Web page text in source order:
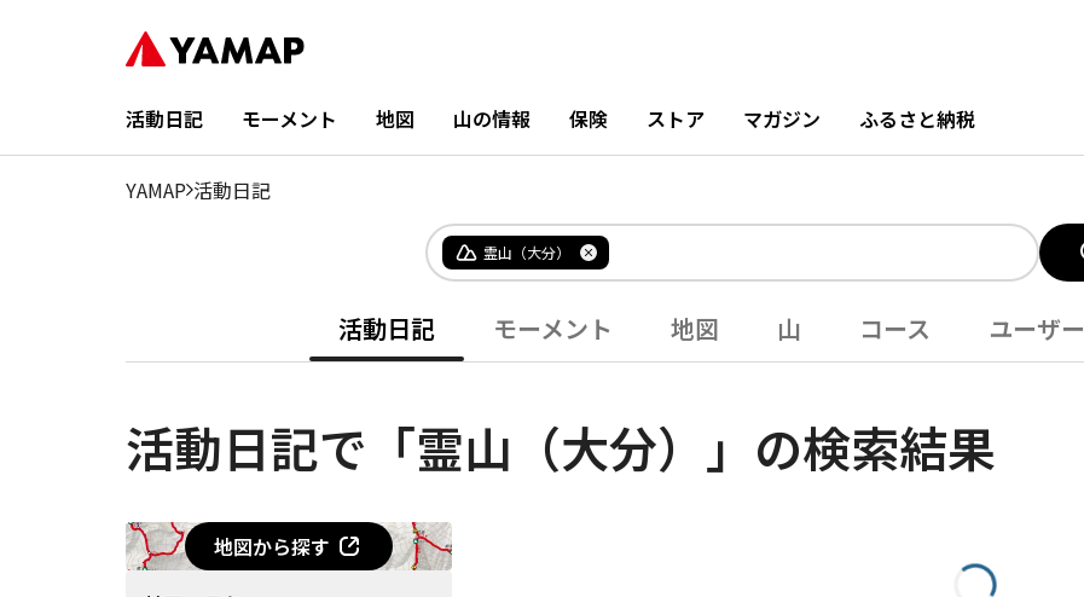
活動日記 モーメント 地図 山の情報 保険 ストア マガジン ふるさと納税
YAMAP 活動日記
霊山（大分）
活動日記 モーメント 地図 山 コース ユーザー
活動日記で「霊山（大分）」の検索結果
地図から探す